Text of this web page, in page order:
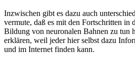
Inzwischen gibt es dazu auch
vermute, daß es mit den Fortschritten in
Bildung von neuronalen Bahnen zu tun
erklären, weil jeder hier selbst dazu
und im Internet finden kann.